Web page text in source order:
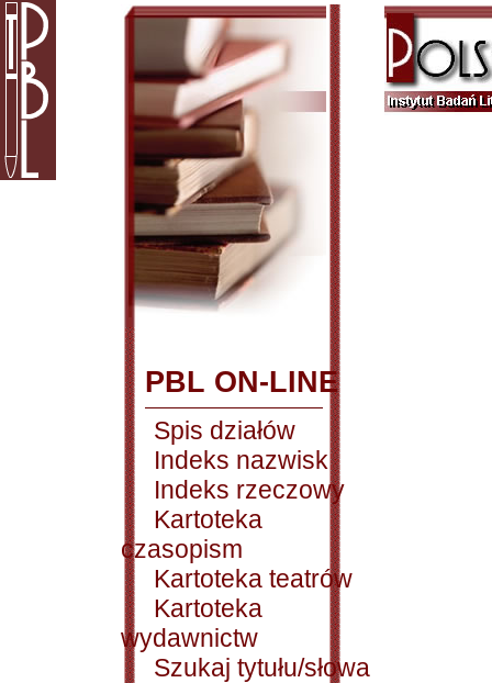
PBL ON-LINE
Spis działów
Indeks nazwisk
Indeks rzeczowy
Kartoteka
czasopism
Kartoteka teatrów
Kartoteka
wydawnictw
Szukaj tytułu/słowa